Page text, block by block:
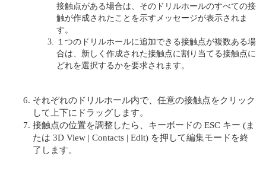
接触点がある場合は、そのドリルホールのすべての接
触が作成されたことを示すメッセージが表示されま
す。
１つのドリルホールに追加できる接触点が複数ある場
合は、新しく作成された接触点に割り当てる接触点に
どれを選択するかを要求されます。
それぞれのドリルホール内で、任意の接触点をクリック
して上下にドラッグします。
接触点の位置を調整したら、キーボードの ESC キー (ま
たは 3D View | Contacts | Edit) を押して編集モードを終
了します。